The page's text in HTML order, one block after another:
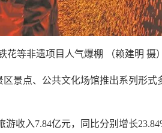
等非遗项目人气爆棚 （赖建明 摄）
景点、公共文化场馆推出系列形式
收入7.84亿元，同比分别增长